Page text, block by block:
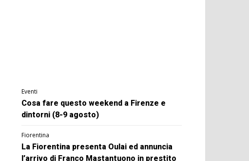
Eventi
Cosa fare questo weekend a Firenze e
dintorni (8-9 agosto)
Fiorentina
La Fiorentina presenta Oulai ed annuncia
l’arrivo di Franco Mastantuono in prestito